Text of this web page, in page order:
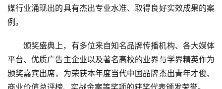
媒行业涌现出的具有杰出专业水准、取得良好实效成果的案
例。
颁奖盛典上，有多位来自知名品牌传播机构、各大媒体
平台、优质广告主企业以及著名高校的业界与学界精英作为
颁奖嘉宾出席，为荣获本年度当代中国品牌杰出青年才俊、